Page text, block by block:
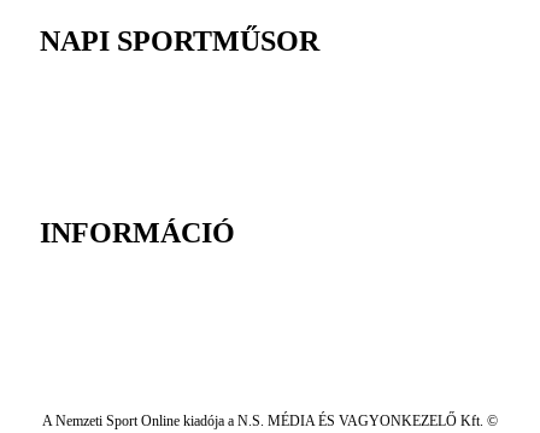
NAPI SPORTMŰSOR
INFORMÁCIÓ
A Nemzeti Sport Online kiadója a N.S. MÉDIA ÉS VAGYONKEZELŐ Kft. ©